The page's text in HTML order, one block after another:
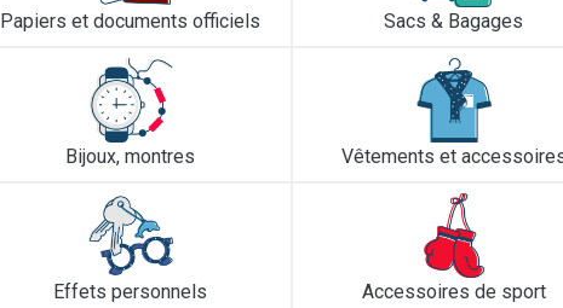
Papiers et documents officiels Sacs & Bagages
Bijoux, montres Vêtements et
Effets personnels Accessoires de sport